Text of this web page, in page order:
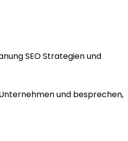
SEO Strategien und
und besprechen,